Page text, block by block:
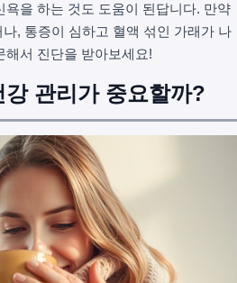
욕을 하는 것도 도움이 된답니다. 만약
, 통증이 심하고 혈액 섞인 가래가 나
해서 진단을 받아보세요!
관리가 중요할까?